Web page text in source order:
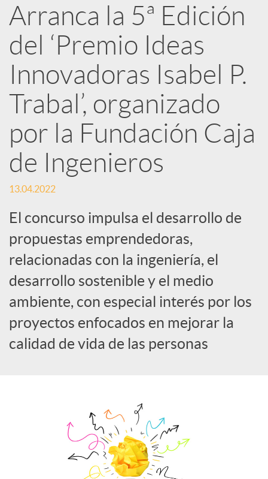
R
e
d
e
s
S
o
c
i
Arranca la 5ª Edición
del ‘Premio Ideas
Innovadoras Isabel P.
Trabal’, organizado
por la Fundación Caja
de Ingenieros
13.04.2022
El concurso impulsa el desarrollo de
propuestas emprendedoras,
relacionadas con la ingeniería, el
desarrollo sostenible y el medio
ambiente, con especial interés por los
proyectos enfocados en mejorar la
calidad de vida de las personas